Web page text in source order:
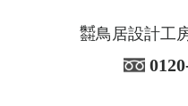
㍿鳥居設計工